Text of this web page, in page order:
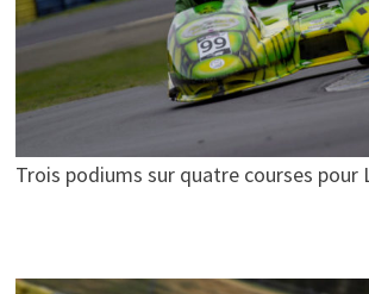
Trois podiums sur quatre courses pour